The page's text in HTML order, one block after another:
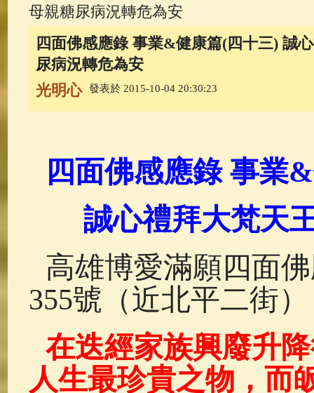
一切如來心秘密全身舍利寶篋印
釋迦牟尼佛傳(69) 生活禪(69)
善財童子五十三參(57)
母親糖尿病況轉危為安
四面佛感應錄 事業&健康篇(四十三) 誠
尿病況轉危為安
光明心
發表於 2015-10-04 20:30:23
四面佛感應錄 事業
誠心禮拜大梵天
高雄博愛滿願四面
355號（近北平二街）
在迭經家族興廢升
人生最珍貴之物，而